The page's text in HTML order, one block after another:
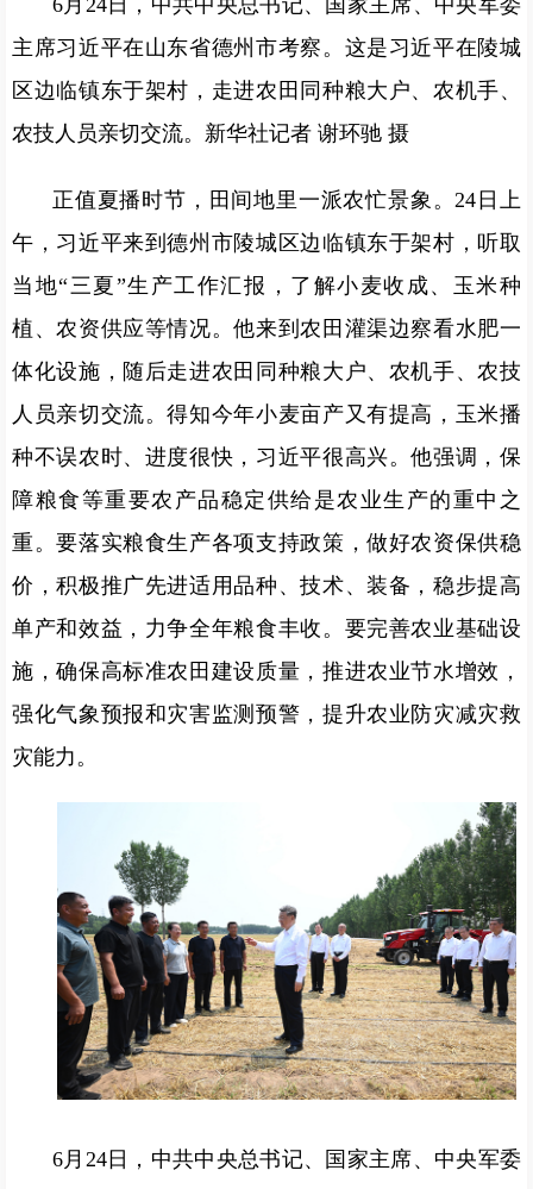
主席习近平在山东省德州市考察。这是习近平在陵城
区边临镇东于架村，走进农田同种粮大户、农机手、
农技人员亲切交流。新华社记者 谢环驰 摄
正值夏播时节，田间地里一派农忙景象。24日上
午，习近平来到德州市陵城区边临镇东于架村，听取
当地“三夏”生产工作汇报，了解小麦收成、玉米种
植、农资供应等情况。他来到农田灌渠边察看水肥一
体化设施，随后走进农田同种粮大户、农机手、农技
人员亲切交流。得知今年小麦亩产又有提高，玉米播
种不误农时、进度很快，习近平很高兴。他强调，保
障粮食等重要农产品稳定供给是农业生产的重中之
重。要落实粮食生产各项支持政策，做好农资保供稳
价，积极推广先进适用品种、技术、装备，稳步提高
单产和效益，力争全年粮食丰收。要完善农业基础设
施，确保高标准农田建设质量，推进农业节水增效，
强化气象预报和灾害监测预警，提升农业防灾减灾救
灾能力。
6月24日，中共中央总书记、国家主席、中央军委